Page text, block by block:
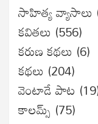
సాహిత్య వ్యాసాలు
కవితలు (556)
కరుణ కథలు (6)
కథలు (204)
వెంటాడే పాట
కాలమ్స్ (75)